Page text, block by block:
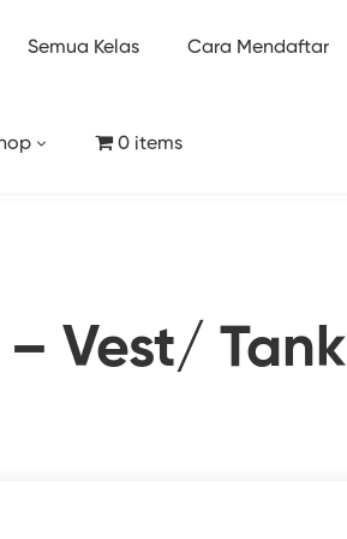
Semua Kelas Cara Mendaftar
0 items
– Vest/ Tank